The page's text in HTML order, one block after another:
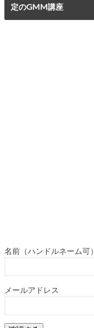
定のGMM講座
名前（ハンドルネーム可）
メールアドレス